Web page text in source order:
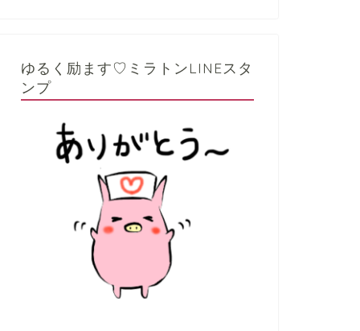
ゆるく励ます♡ミラトンLINEスタ
ンプ